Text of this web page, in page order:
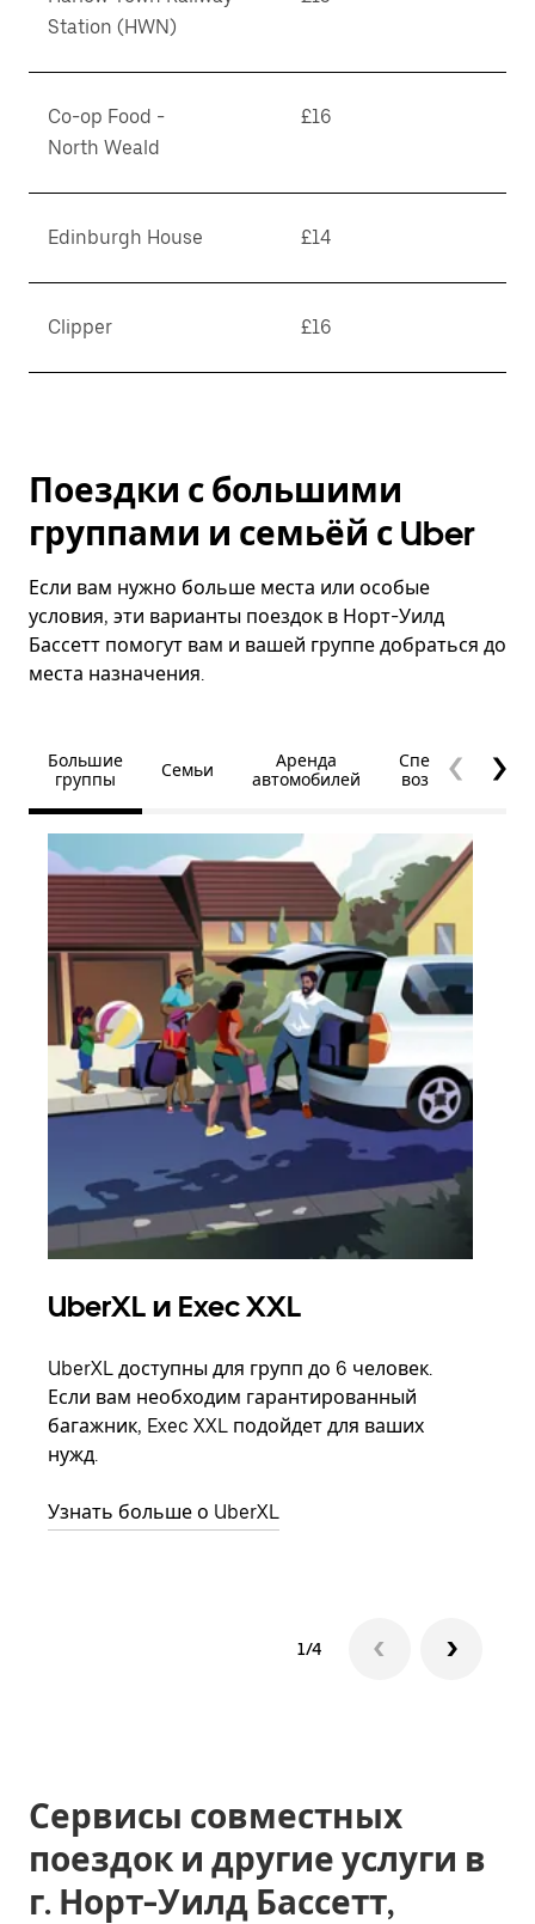
Station (HWN)
Co-op Food -
North Weald
£16
Edinburgh House £14
Clipper £16
Поездки с большими
группами и семьёй с Uber
Если вам нужно больше места или особые
условия, эти варианты поездок в Норт-Уилд
Бассетт помогут вам и вашей группе добраться до
места назначения.
Большие
группы
Семьи
Аренда
автомобилей
Специальные
возможности
UberXL и Exec XXL
UberXL доступны для групп до 6 человек.
Если вам необходим гарантированный
багажник, Exec XXL подойдет для ваших
нужд.
Узнать больше о UberXL
1/4
Сервисы совместных
поездок и другие услуги в
г. Норт-Уилд Бассетт,